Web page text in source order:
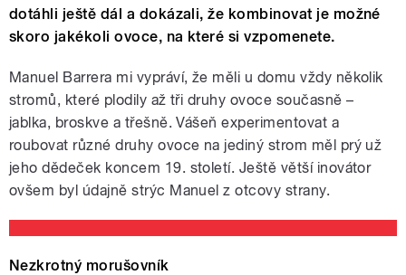
dotáhli ještě dál a dokázali, že kombinovat je možné
skoro jakékoli ovoce, na které si vzpomenete.
Manuel Barrera mi vypráví, že měli u domu vždy několik
stromů, které plodily až tři druhy ovoce současně –
jablka, broskve a třešně. Vášeň experimentovat a
roubovat různé druhy ovoce na jediný strom měl prý už
jeho dědeček koncem 19. století. Ještě větší inovátor
ovšem byl údajně strýc Manuel z otcovy strany.
Nezkrotný morušovník